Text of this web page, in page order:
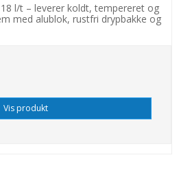
l/t – leverer koldt, tempereret og
med alublok, rustfri drypbakke og
Vis produkt